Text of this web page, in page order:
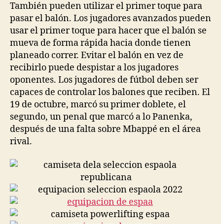
También pueden utilizar el primer toque para
pasar el balón. Los jugadores avanzados pueden
usar el primer toque para hacer que el balón se
mueva de forma rápida hacia donde tienen
planeado correr. Evitar el balón en vez de
recibirlo puede despistar a los jugadores
oponentes. Los jugadores de fútbol deben ser
capaces de controlar los balones que reciben. El
19 de octubre, marcó su primer doblete, el
segundo, un penal que marcó a lo Panenka,
después de una falta sobre Mbappé en el área
rival.